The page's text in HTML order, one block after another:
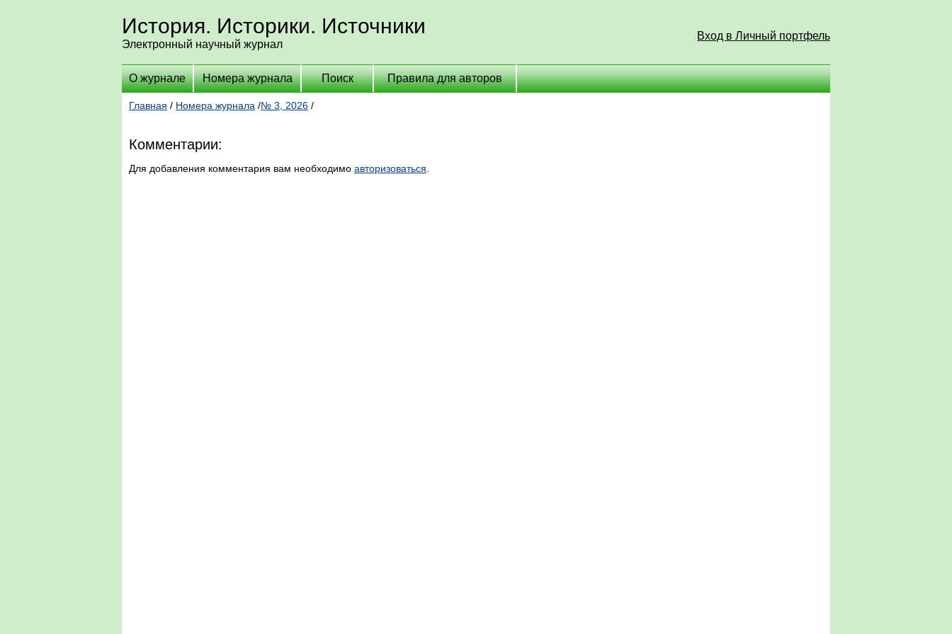
История. Историки. Источники
Электронный научный журнал
Вход в Личный портфель
О журнале Номера журнала Поиск Правила для авторов
Главная / Номера журнала /№ 3, 2026 /
Комментарии:
Для добавления комментария вам необходимо авторизоваться